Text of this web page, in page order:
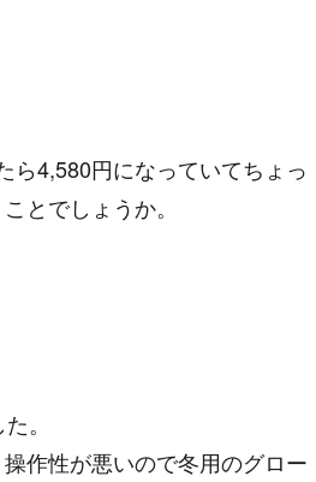
ら4,580円になっていてちょっ
とでしょうか。
。
作性が悪いので冬用のグロー